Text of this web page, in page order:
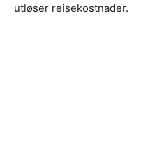
utløser reisekostnader.